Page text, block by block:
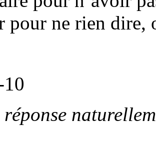
pour ne rien dire,
réponse